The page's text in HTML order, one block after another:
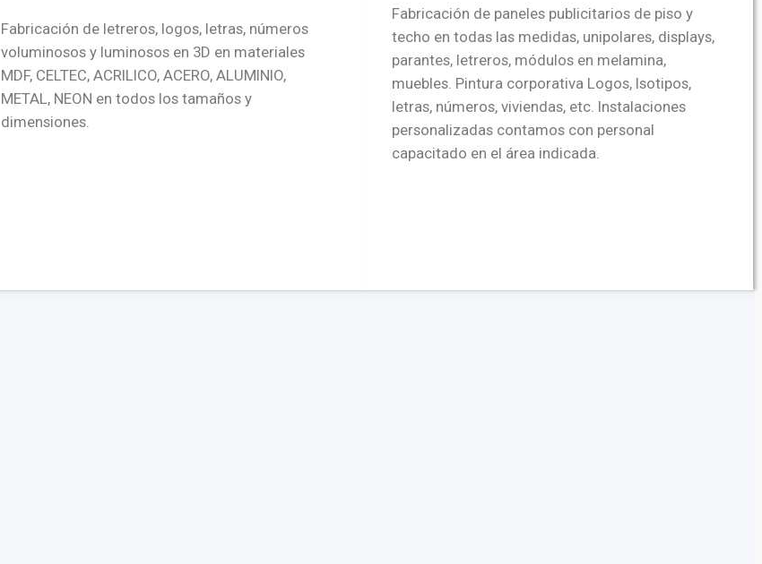
Fabricación de letreros, logos, letras, números
voluminosos y luminosos en 3D en materiales
MDF, CELTEC, ACRILICO, ACERO, ALUMINIO,
METAL, NEON en todos los tamaños y
dimensiones.
Fabricación de paneles publicitarios de piso y
techo en todas las medidas, unipolares, displays,
parantes, letreros, módulos en melamina,
muebles. Pintura corporativa Logos, Isotipos,
letras, números, viviendas, etc. Instalaciones
personalizadas contamos con personal
capacitado en el área indicada.